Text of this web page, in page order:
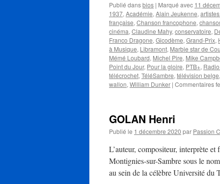
Publié dansbios | Marqué avec 11
1937, Académie, Alain Jeukenne,
française, Chanson francophone,
cinéma, Claudine Mahy, conservatoire,
Franco Dragone, Gicodème, Grand-Prix,
à Musique, Libramont, Marbie star de
Mémé Loubard, Michel Pire, Mike
Point du Jour, Pour la gloire, PTB+,
télécrochet, TéléSambre, télévision belge,
wallon, William Dunker | Commentaires
GOLAN Henri
Publié le 1 décembre 2020 par Passion
L’auteur, compositeur, interprète
Montignies-sur-Sambre sous le
au sein de la célèbre Université